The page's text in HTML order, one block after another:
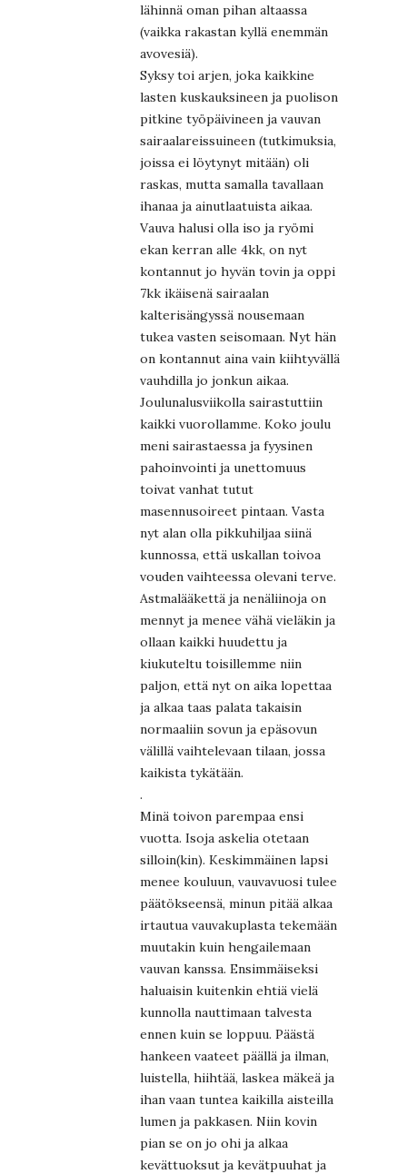
lähinnä oman pihan altaassa
(vaikka rakastan kyllä enemmän
avovesiä).
Syksy toi arjen, joka kaikkine
lasten kuskauksineen ja puolison
pitkine työpäivineen ja vauvan
sairaalareissuineen (tutkimuksia,
joissa ei löytynyt mitään) oli
raskas, mutta samalla tavallaan
ihanaa ja ainutlaatuista aikaa.
Vauva halusi olla iso ja ryömi
ekan kerran alle 4kk, on nyt
kontannut jo hyvän tovin ja oppi
7kk ikäisenä sairaalan
kalterisängyssä nousemaan
tukea vasten seisomaan. Nyt hän
on kontannut aina vain kiihtyvällä
vauhdilla jo jonkun aikaa.
Joulunalusviikolla sairastuttiin
kaikki vuorollamme. Koko joulu
meni sairastaessa ja fyysinen
pahoinvointi ja unettomuus
toivat vanhat tutut
masennusoireet pintaan. Vasta
nyt alan olla pikkuhiljaa siinä
kunnossa, että uskallan toivoa
vouden vaihteessa olevani terve.
Astmalääkettä ja nenäliinoja on
mennyt ja menee vähä vieläkin ja
ollaan kaikki huudettu ja
kiukuteltu toisillemme niin
paljon, että nyt on aika lopettaa
ja alkaa taas palata takaisin
normaaliin sovun ja epäsovun
välillä vaihtelevaan tilaan, jossa
kaikista tykätään.
.
Minä toivon parempaa ensi
vuotta. Isoja askelia otetaan
silloin(kin). Keskimmäinen lapsi
menee kouluun, vauvavuosi tulee
päätökseensä, minun pitää alkaa
irtautua vauvakuplasta tekemään
muutakin kuin hengailemaan
vauvan kanssa. Ensimmäiseksi
haluaisin kuitenkin ehtiä vielä
kunnolla nauttimaan talvesta
ennen kuin se loppuu. Päästä
hankeen vaateet päällä ja ilman,
luistella, hiihtää, laskea mäkeä ja
ihan vaan tuntea kaikilla aisteilla
lumen ja pakkasen. Niin kovin
pian se on jo ohi ja alkaa
kevättuoksut ja kevätpuuhat ja